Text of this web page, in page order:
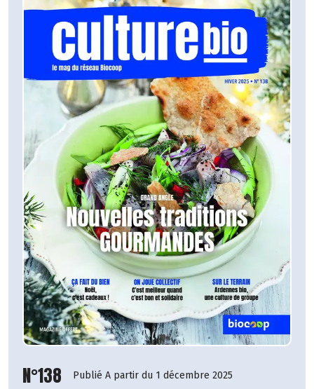
N°138 Publié A partir du 1 décembre 2025